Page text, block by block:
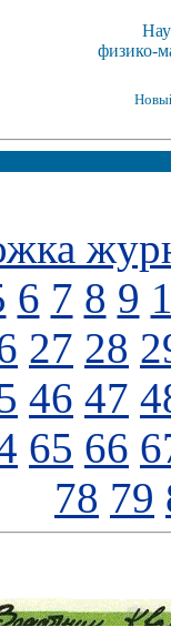
физико-
6 7 8 9
27 28
46 47
65 66
78 79